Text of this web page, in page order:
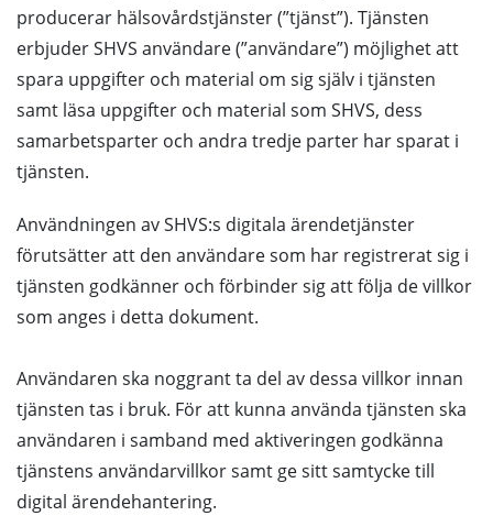
producerar hälsovårdstjänster (”tjänst”). Tjänsten
erbjuder SHVS användare (”användare”) möjlighet att
spara uppgifter och material om sig själv i tjänsten
samt läsa uppgifter och material som SHVS, dess
samarbetsparter och andra tredje parter har sparat i
tjänsten.
Användningen av SHVS:s digitala ärendetjänster
förutsätter att den användare som har registrerat sig i
tjänsten godkänner och förbinder sig att följa de villkor
som anges i detta dokument.
Användaren ska noggrant ta del av dessa villkor innan
tjänsten tas i bruk. För att kunna använda tjänsten ska
användaren i samband med aktiveringen godkänna
tjänstens användarvillkor samt ge sitt samtycke till
digital ärendehantering.